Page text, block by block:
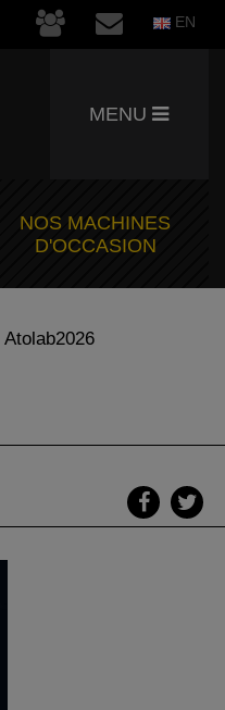
EN
MENU
NOS MACHINES
D'OCCASION
Atolab2026